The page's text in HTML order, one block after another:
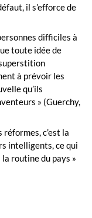
il s’efforce de
difficiles à
toute idée de
à prévoir les
qu’ils
» (Guerchy,
c’est la
intelligents, ce qui
routine du pays »